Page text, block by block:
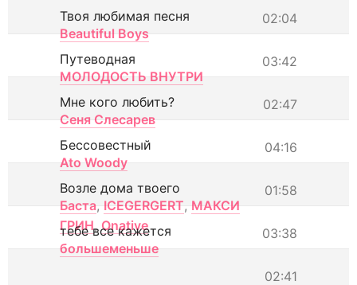
02:04
Твоя любимая песня
Beautiful Boys
03:42
Путеводная
МОЛОДОСТЬ ВНУТРИ
02:47
Мне кого любить?
Сеня Слесарев
04:16
Бессовестный
Ato Woody
01:58
Возле дома твоего
Баста, ICEGERGERT, МАКСИ
ГРИН, Onative 03:38
тебе все кажется
большеменьше
02:41